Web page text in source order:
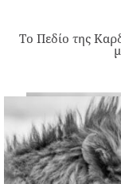
Το Πεδίο της